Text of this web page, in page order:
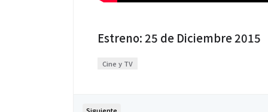
Estreno: 25 de Diciembre 2015
Cine y TV